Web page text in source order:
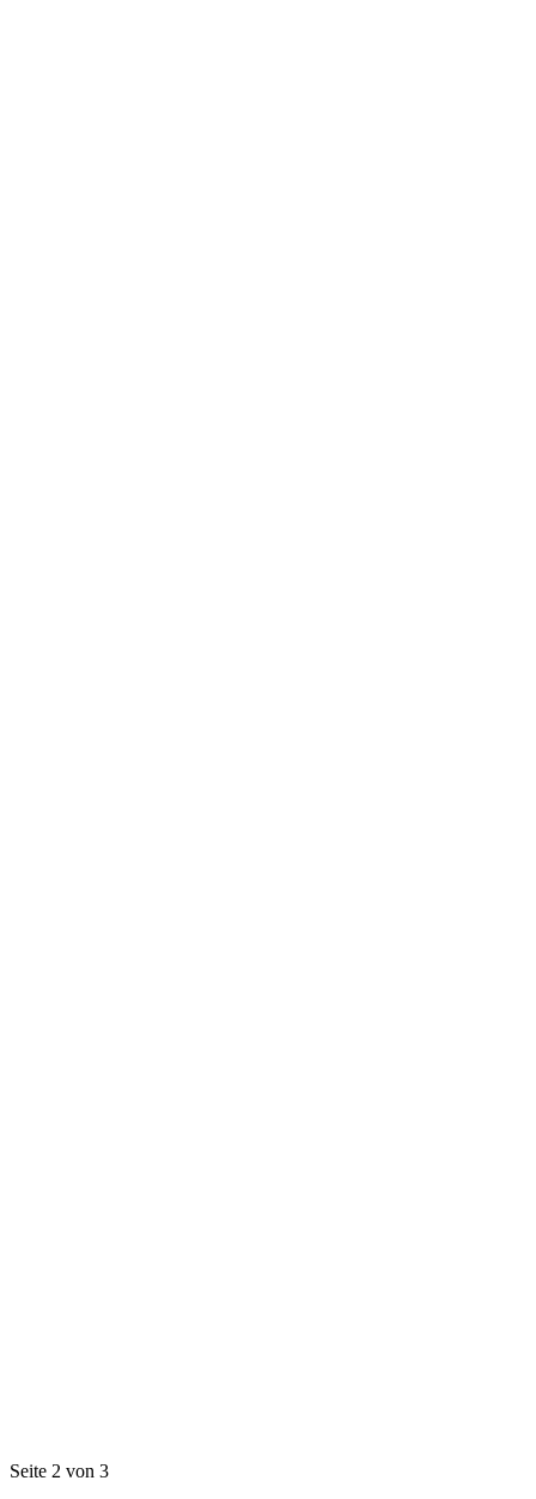
Seite 2 von 3